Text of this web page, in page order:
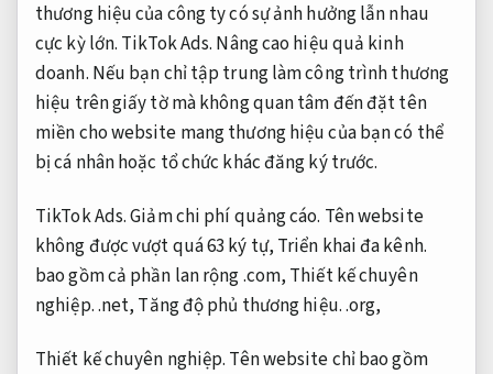
thương hiệu của công ty có sự ảnh hưởng lẫn nhau
cực kỳ lớn. TikTok Ads. Nâng cao hiệu quả kinh
doanh. Nếu bạn chỉ tập trung làm công trình thương
hiệu trên giấy tờ mà không quan tâm đến đặt tên
miền cho website mang thương hiệu của bạn có thể
bị cá nhân hoặc tổ chức khác đăng ký trước.
TikTok Ads.Giảm chi phí quảng cáo. Tên website
không được vượt quá 63 ký tự, Triển khai đa kênh.
bao gồm cả phần lan rộng .com, Thiết kế chuyên
nghiệp..net, Tăng độ phủ thương hiệu..org,
Thiết kế chuyên nghiệp. Tên website chỉ bao gồm